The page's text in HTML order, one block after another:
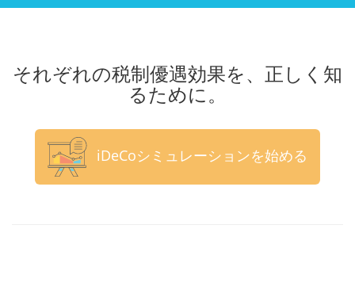
それぞれの税制優遇効果を、正しく知
るために。
iDeCoシミュレーションを始める